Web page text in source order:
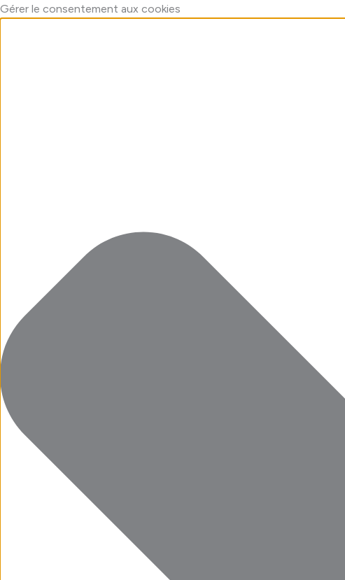
Gérer le consentement aux cookies
Fonctionnel
Préférences
Statistiques
Marketing
Aller